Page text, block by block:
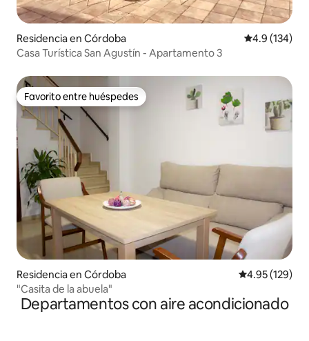
Residencia en Córdoba Calificación
4.9 (134)
Casa Turística San Agustín - Apartamento 3
Favorito entre huéspedes
Favorito entre huéspedes
Residencia en Córdoba Calificación
4.95 (129)
"Casita de la abuela"
Departamentos con aire acondicionado